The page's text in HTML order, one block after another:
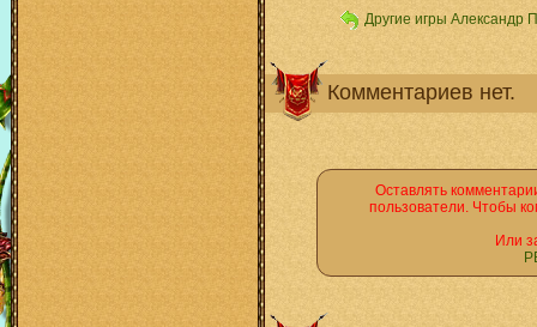
Другие игры Александр
Комментариев нет.
Оставлять
пользователи. Чтобы
Или